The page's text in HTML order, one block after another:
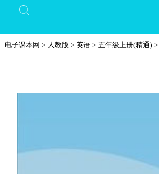
电子课本网 > 人教版 > 英语 > 五年级上册(精通) >